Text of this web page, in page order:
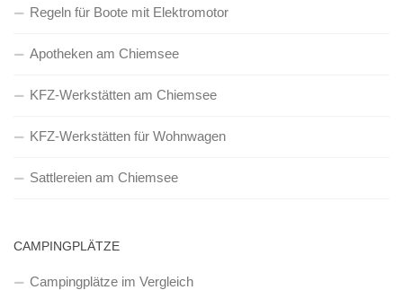
Regeln für Boote mit Elektromotor
Apotheken am Chiemsee
KFZ-Werkstätten am Chiemsee
KFZ-Werkstätten für Wohnwagen
Sattlereien am Chiemsee
CAMPINGPLÄTZE
Campingplätze im Vergleich